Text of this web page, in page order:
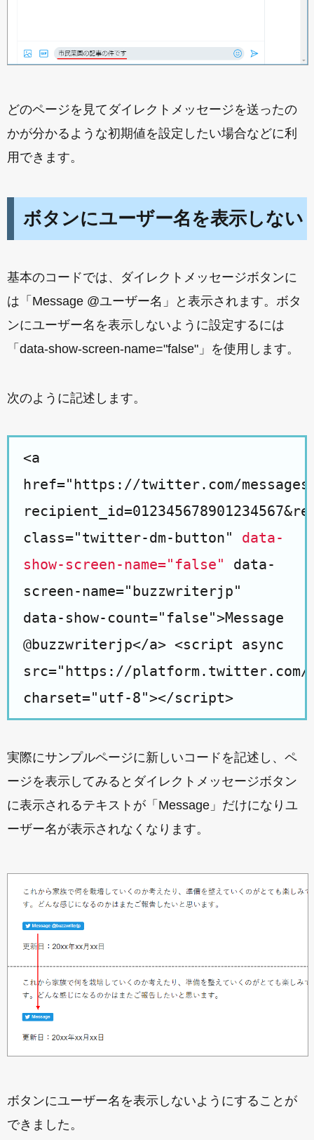
どのページを見てダイレクトメッセージを送ったの
かが分かるような初期値を設定したい場合などに利
用できます。
ボタンにユーザー名を表示しない
基本のコードでは、ダイレクトメッセージボタンに
は「Message @ユーザー名」と表示されます。ボタ
ンにユーザー名を表示しないように設定するには
「data-show-screen-name="false"」を使用します。
次のように記述します。
<a
href="https://twitter.com/messages/
class="twitter-dm-button" data-
show-screen-name="false"
data-
screen-name="buzzwriterjp"
data-show-count="false">Message
@buzzwriterjp</a> <script async
src="https://platform.twitter.com/
charset="utf-8"></script>
実際にサンプルページに新しいコードを記述し、ペ
ージを表示してみるとダイレクトメッセージボタン
に表示されるテキストが「Message」だけになりユ
ーザー名が表示されなくなります。
ボタンにユーザー名を表示しないようにすることが
できました。